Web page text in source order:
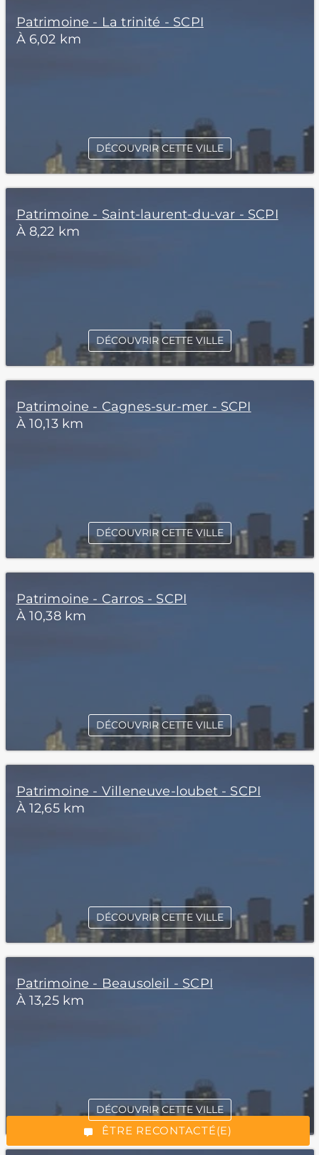
“Excellent”, 165 avis
ÊTRE RECONTACTÉ(E)
Patrimoine - La trinité - SCPI
À 6,02 km
DÉCOUVRIR CETTE VILLE
Patrimoine - Saint-laurent-du-var - SCPI
À 8,22 km
DÉCOUVRIR CETTE VILLE
Patrimoine - Cagnes-sur-mer - SCPI
À 10,13 km
DÉCOUVRIR CETTE VILLE
Patrimoine - Carros - SCPI
À 10,38 km
DÉCOUVRIR CETTE VILLE
Patrimoine - Villeneuve-loubet - SCPI
À 12,65 km
DÉCOUVRIR CETTE VILLE
Patrimoine - Beausoleil - SCPI
À 13,25 km
DÉCOUVRIR CETTE VILLE